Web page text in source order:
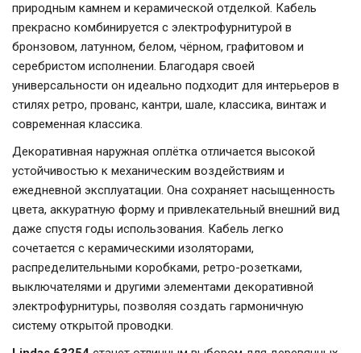
природным камнем и керамической отделкой. Кабель
прекрасно комбинируется с электрофурнитурой в
бронзовом, латунном, белом, чёрном, графитовом и
серебристом исполнении. Благодаря своей
универсальности он идеально подходит для интерьеров в
стилях ретро, прованс, кантри, шале, классика, винтаж и
современная классика.
Декоративная наружная оплётка отличается высокой
устойчивостью к механическим воздействиям и
ежедневной эксплуатации. Она сохраняет насыщенность
цвета, аккуратную форму и привлекательный внешний вид
даже спустя годы использования. Кабель легко
сочетается с керамическими изоляторами,
распределительными коробками, ретро-розетками,
выключателями и другими элементами декоративной
электрофурнитуры, позволяя создать гармоничную
систему открытой проводки.